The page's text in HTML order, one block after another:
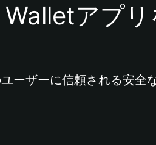
アプ
ーザーに信頼される安全